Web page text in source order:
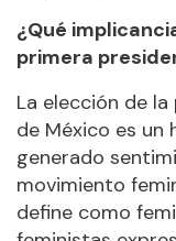
¿Qué
primera
La elección de
de México es un
generado
movimiento
define como